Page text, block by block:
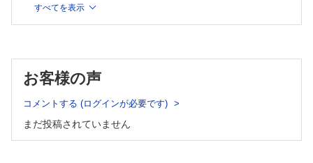
1 はじめに
5 おわりに
6 婦人科 岩崎昭宏
1 はじめに
3 走査方法や各手技におけるコツ
4 画像の見方のコツ
5 忘れてはならないチェックポイント・ピットフォール
3 腹部領域の装置設定と前処置の注意点 金田 智
1 肝臓 南里和秀
すべてを表示
お客様の声
コメントする (ログインが必要です)
まだ投稿されていません